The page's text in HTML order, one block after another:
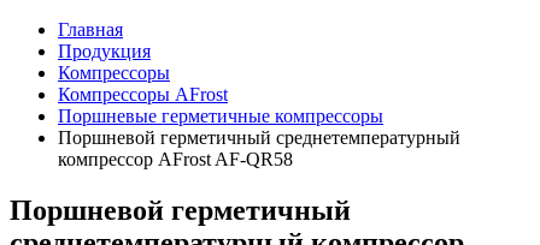
Главная
Продукция
Компрессоры
Компрессоры AFrost
Поршневые герметичные компрессоры
Поршневой герметичный среднетемпературный
компрессор AFrost AF-QR58
Поршневой герметичный